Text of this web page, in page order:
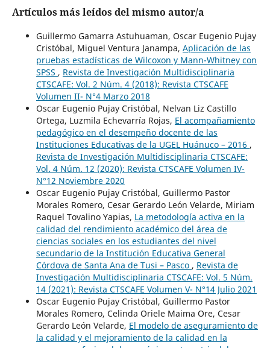
Artículos más leídos del mismo autor/a
Guillermo Gamarra Astuhuaman, Oscar Eugenio Pujay
Cristóbal, Miguel Ventura Janampa, Aplicación de las
pruebas estadísticas de Wilcoxon y Mann-Whitney con
SPSS , Revista de Investigación Multidisciplinaria
CTSCAFE: Vol. 2 Núm. 4 (2018): Revista CTSCAFE
Volumen II- N°4 Marzo 2018
Oscar Eugenio Pujay Cristóbal, Nelvan Liz Castillo
Ortega, Luzmila Echevarría Rojas, El acompañamiento
pedagógico en el desempeño docente de las
Instituciones Educativas de la UGEL Huánuco – 2016 ,
Revista de Investigación Multidisciplinaria CTSCAFE:
Vol. 4 Núm. 12 (2020): Revista CTSCAFE Volumen IV-
N°12 Noviembre 2020
Oscar Eugenio Pujay Cristóbal, Guillermo Pastor
Morales Romero, Cesar Gerardo León Velarde, Miriam
Raquel Tovalino Yapias, La metodología activa en la
calidad del rendimiento académico del área de
ciencias sociales en los estudiantes del nivel
secundario de la Institución Educativa General
Córdova de Santa Ana de Tusi – Pasco , Revista de
Investigación Multidisciplinaria CTSCAFE: Vol. 5 Núm.
14 (2021): Revista CTSCAFE Volumen V- N°14 Julio 2021
Oscar Eugenio Pujay Cristóbal, Guillermo Pastor
Morales Romero, Celinda Oriele Maima Ore, Cesar
Gerardo León Velarde, El modelo de aseguramiento de
la calidad y el mejoramiento de la calidad en la